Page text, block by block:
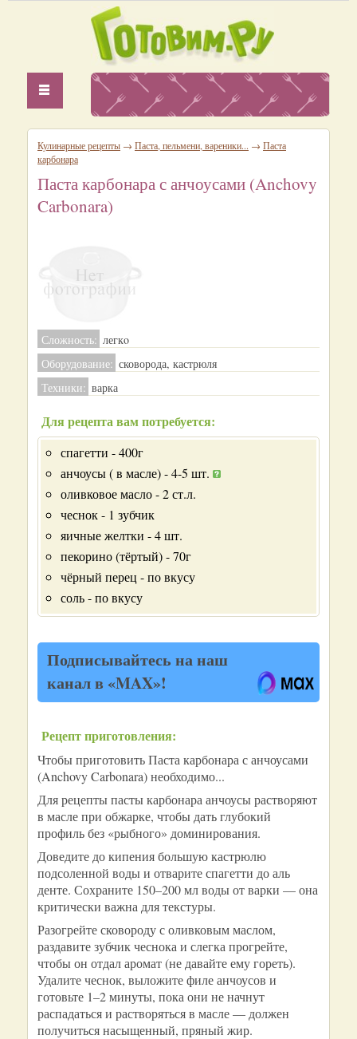
Кулинарные рецепты → Паста, пельмени, вареники... → Паста
карбонара
Паста карбонара с анчоусами (Anchovy
Carbonara)
Сложность: легкo
Оборудование: сковорода, кастрюля
Техники: варка
Для рецепта вам потребуется:
спагетти - 400г
анчоусы ( в масле) - 4-5 шт.
оливковое масло - 2 ст.л.
чеснок - 1 зубчик
яичные желтки - 4 шт.
пекорино (тёртый) - 70г
чёрный перец - по вкусу
соль - по вкусу
Подписывайтесь на наш
канал в «MAX»!
Рецепт приготовления:
Чтобы приготовить Паста карбонара с анчоусами
(Anchovy Carbonara) необходимо...
Для рецепты пасты карбонара анчоусы растворяют
в масле при обжарке, чтобы дать глубокий
профиль без «рыбного» доминирования.
Доведите до кипения большую кастрюлю
подсоленной воды и отварите спагетти до аль
денте. Сохраните 150–200 мл воды от варки — она
критически важна для текстуры.
Разогрейте сковороду с оливковым маслом,
раздавите зубчик чеснока и слегка прогрейте,
чтобы он отдал аромат (не давайте ему гореть).
Удалите чеснок, выложите филе анчоусов и
готовьте 1–2 минуты, пока они не начнут
распадаться и растворяться в масле — должен
получиться насыщенный, пряный жир.